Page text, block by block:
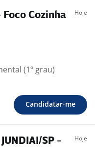
Cozinha
Hoje
(1º grau)
Candidatar-me
SP -
Hoje